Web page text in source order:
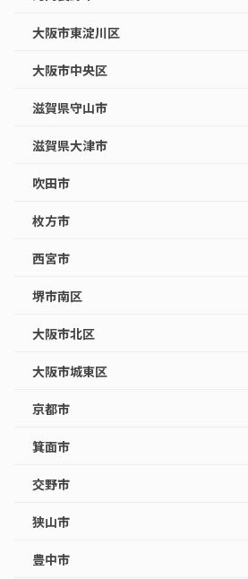
大阪市東淀川区
大阪市中央区
滋賀県守山市
滋賀県大津市
吹田市
枚方市
西宮市
堺市南区
大阪市北区
大阪市城東区
京都市
箕面市
交野市
狭山市
豊中市